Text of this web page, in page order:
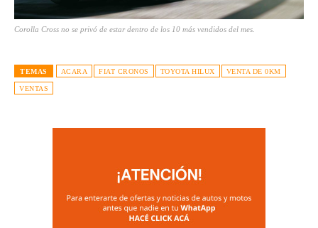
Corolla Cross no se privó de estar dentro de los 10 más vendidos del mes.
TEMAS ACARA FIAT CRONOS TOYOTA HILUX VENTA DE 0KM
VENTAS